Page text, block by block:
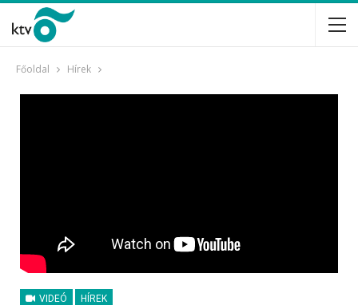
Főoldal Hírek
VIDEÓ HÍREK